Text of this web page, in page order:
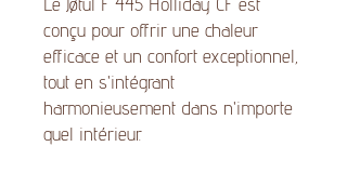
conçu pour offrir une chaleur
efficace et un confort exceptionnel,
tout en s'intégrant
harmonieusement dans n'importe
quel intérieur.